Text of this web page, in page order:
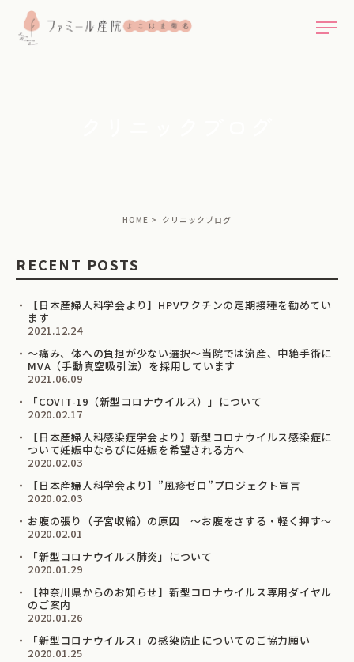
HOME クリニックブログ
RECENT POSTS
【日本産婦人科学会より】HPVワクチンの定期接種を勧めてい
ます
2021.12.24
～痛み、体への負担が少ない選択～当院では流産、中絶手術に
MVA（手動真空吸引法）を採用しています
2021.06.09
「COVIT-19（新型コロナウイルス）」について
2020.02.17
【日本産婦人科感染症学会より】新型コロナウイルス感染症に
ついて妊娠中ならびに妊娠を希望される⽅へ
2020.02.03
【日本産婦人科学会より】”風疹ゼロ”プロジェクト宣言
2020.02.03
お腹の張り（子宮収縮）の原因 ～お腹をさする・軽く押す～
2020.02.01
「新型コロナウイルス肺炎」について
2020.01.29
【神奈川県からのお知らせ】新型コロナウイルス専用ダイヤル
のご案内
2020.01.26
「新型コロナウイルス」の感染防止についてのご協力願い
2020.01.25